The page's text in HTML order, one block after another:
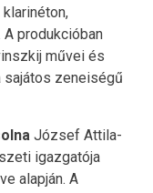
produkcióban
művei és
zeneiségű
József Attila-
igazgatója
alapján. A